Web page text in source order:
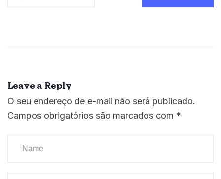
Leave a Reply
O seu endereço de e-mail não será publicado.
Campos obrigatórios são marcados com *